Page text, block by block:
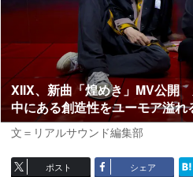
XIIX、新曲「煌めき」MV公開
中にある創造性をユーモア溢れ
文＝リアルサウンド編集部
ポスト シェア